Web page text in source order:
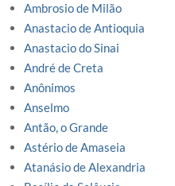
Ambrosio de Milão
Anastacio de Antioquia
Anastacio do Sinai
André de Creta
Anônimos
Anselmo
Antão, o Grande
Astério de Amaseia
Atanásio de Alexandria